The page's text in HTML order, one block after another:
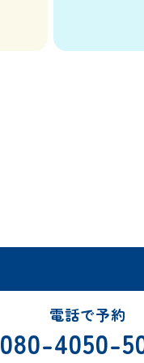
電話で予約
080-4050-